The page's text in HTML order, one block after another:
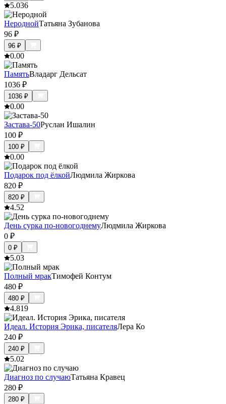
5.036
НероднойТатьяна Зубанова
96 ₽
96 ₽
0.00
ПамятьВладарг Дельсат
1036 ₽
1036 ₽
0.00
Застава-50Руслан Ишалин
100 ₽
100 ₽
0.00
Подарок под ёлкойЛюдмила Жиркова
820 ₽
820 ₽
4.52
День сурка по-новогоднемуЛюдмила Жиркова
0 ₽
0 ₽
5.03
Полный мракТимофей Контум
480 ₽
480 ₽
4.819
Идеал. История Эрика, писателяЛера Ко
240 ₽
240 ₽
5.02
Диагноз по случаюТатьяна Кравец
280 ₽
280 ₽